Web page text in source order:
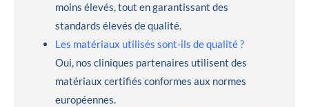
moins élevés, tout en garantissant des
standards élevés de qualité.
Les matériaux utilisés sont-ils de qualité ?
Oui, nos cliniques partenaires utilisent des
matériaux certifiés conformes aux normes
européennes.